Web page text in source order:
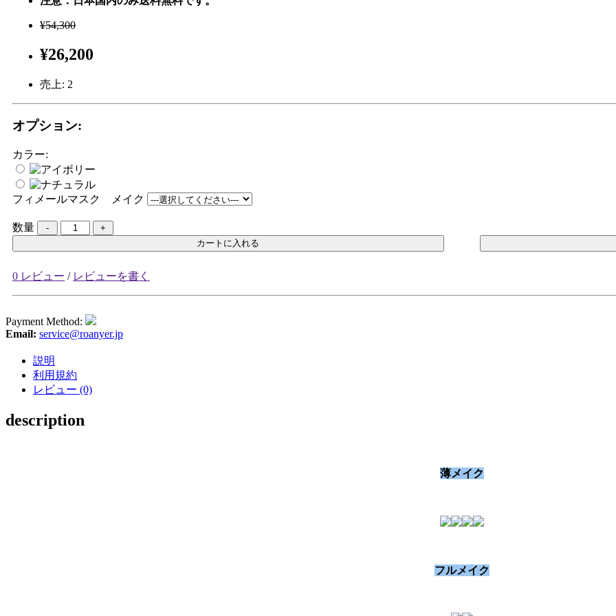
¥54,300
¥26,200
売上: 2
オプション:
カラー:
フィメールマスク メイク
数量
カートに入れる
0 レビュー / レビューを書く
Payment Method:
Email: service@roanyer.jp
説明
利用規約
レビュー (0)
description
薄メイク
フルメイク